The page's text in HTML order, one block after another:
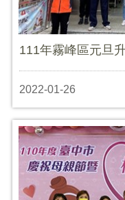
111年霧峰區元旦
2022-01-26